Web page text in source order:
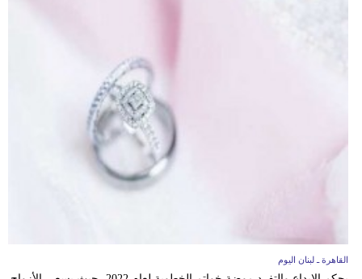
القاهرة ـ لبنان اليوم